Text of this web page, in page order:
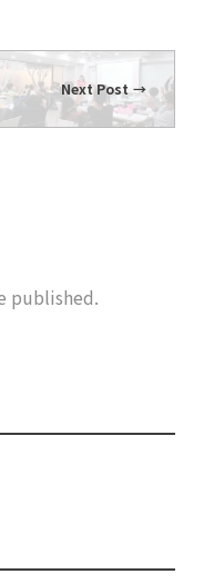
Next Post
published.